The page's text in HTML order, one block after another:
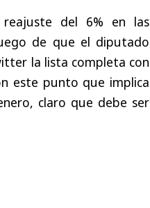
del 6% en las
de que el diputado
la lista completa con
este punto que implica
claro que debe ser